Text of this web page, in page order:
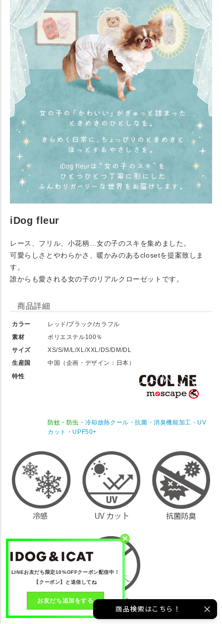
iDog fleur
レース、フリル、小花柄…女の子のスキを集めました。
可愛らしさとやわらかさ、暖かみのあるclosetを提案致しま
す。
誰からも愛される女の子のリアルクローゼットです。
商品詳細
カラー
レッド/ブラック/カラフル
素材
ポリエステル100％
サイズ
XS/S/M/L/XL/XXL/DS/DM/DL
生産国
中国（企画・デザイン：日本）
特性
防蚊・防虫・ 冷却放熱クール・抗菌・消臭機能加工・UV
カット・UPF50+
LINEお友だち限定10%OFFクーポン配信中！
【クーポン】と送信してね
お友だち追加をする
商品検索はこちら！